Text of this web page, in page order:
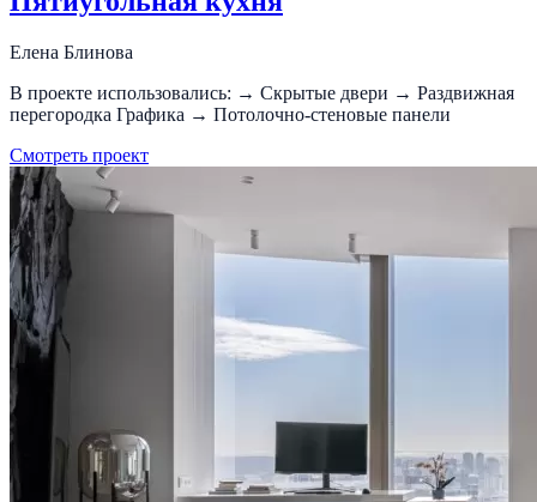
Елена Блинова
В проекте использовались: → Скрытые двери → Раздвижная
перегородка Графика → Потолочно-стеновые панели
Смотреть проект